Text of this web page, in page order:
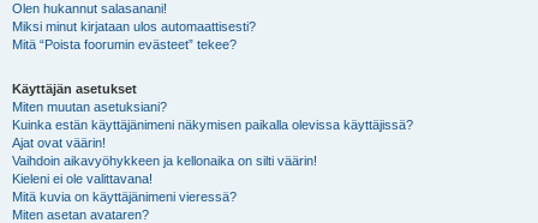
Olen hukannut salasanani!
Miksi minut kirjataan ulos automaattisesti?
Mitä “Poista foorumin evästeet” tekee?
Käyttäjän asetukset
Miten muutan asetuksiani?
Kuinka estän käyttäjänimeni näkymisen paikalla olevissa käyttäjissä?
Ajat ovat väärin!
Vaihdoin aikavyöhykkeen ja kellonaika on silti väärin!
Kieleni ei ole valittavana!
Mitä kuvia on käyttäjänimeni vieressä?
Miten asetan avataren?